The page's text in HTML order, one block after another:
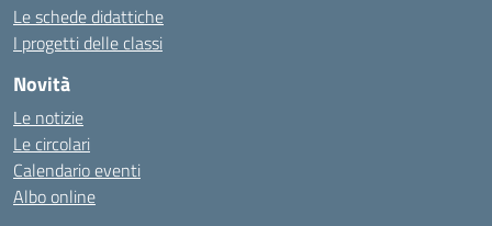
Le schede didattiche
I progetti delle classi
Novità
Le notizie
Le circolari
Calendario eventi
Albo online